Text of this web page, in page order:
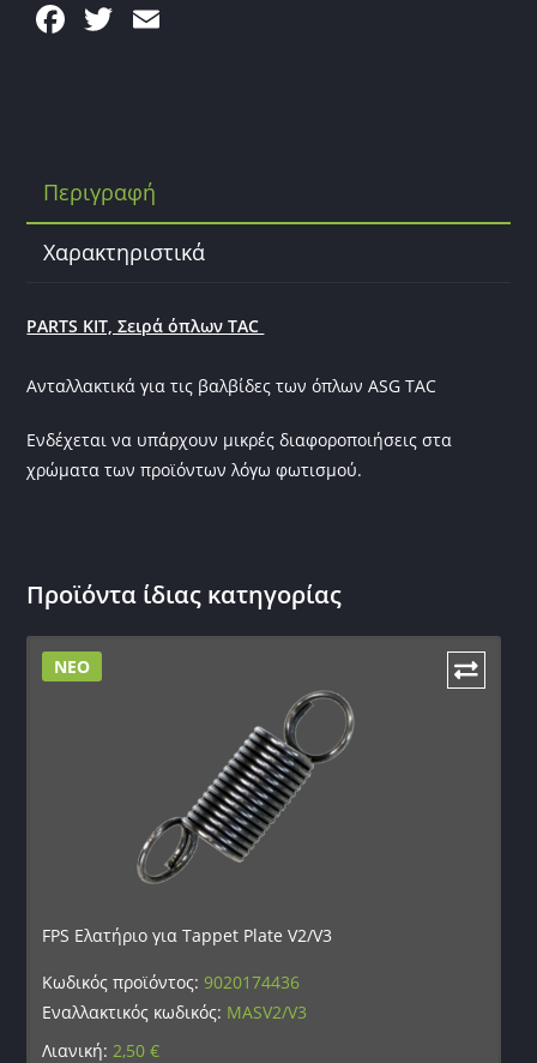
F
o
o
T
Περιγραφή
Χαρακτηριστικά
PARTS KIT, Σειρά όπλων TAC
Ανταλλακτικά για τις βαλβίδες των όπλων ASG TAC
Ενδέχεται να υπάρχουν μικρές διαφοροποιήσεις στα
χρώματα των προϊόντων λόγω φωτισμού.
Προϊόντα ίδιας κατηγορίας
ΝΕΟ
FPS Ελατήριο για Tappet Plate V2/V3
Κωδικός προϊόντος:9020174436
Εναλλακτικός κωδικός: MASV2/V3
Λιανική: 2,50€